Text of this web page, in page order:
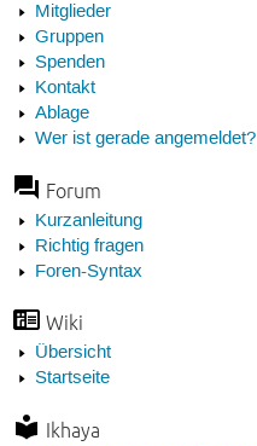
Mitglieder
Gruppen
Spenden
Kontakt
Ablage
Wer ist gerade angemeldet?
Forum
Kurzanleitung
Richtig fragen
Foren-Syntax
Wiki
Übersicht
Startseite
Ikhaya